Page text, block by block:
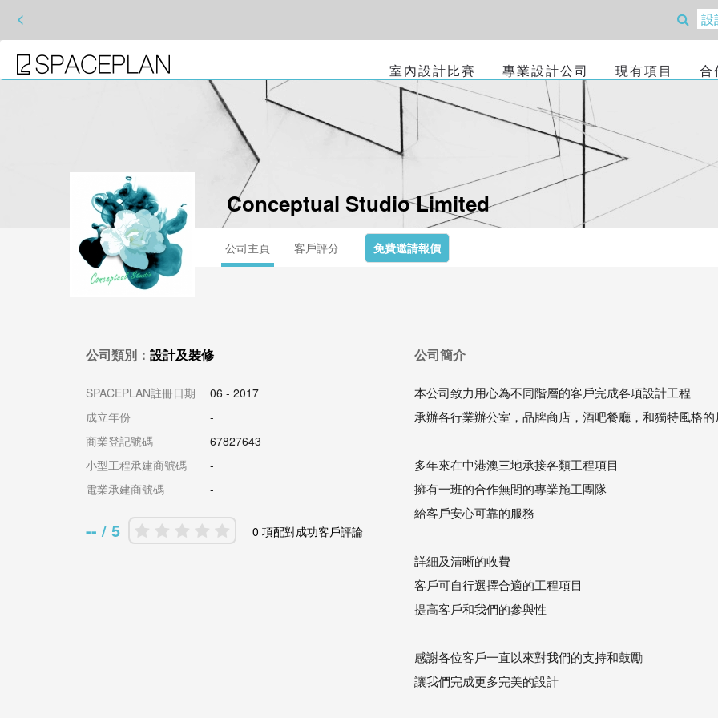
<
室內設計比賽 專業設計公司 現有項目 合
Conceptual Studio Limited
公司主頁 客戶評分 免費邀請報價
公司類別： 設計及裝修
SPACEPLAN註冊日期
06 - 2017
成立年份
-
商業登記號碼
67827643
小型工程承建商號碼
-
電業承建商號碼
-
-- / 5 0 項配對成功客戶評論
公司簡介
本公司致力用心為不同階層的客戶完成各項設計工程
承辦各行業辦公室，品牌商店，酒吧餐廳，和獨特風格的
多年來在中港澳三地承接各類工程項目
擁有一班的合作無間的專業施工團隊
給客戶安心可靠的服務
詳細及清晰的收費
客戶可自行選擇合適的工程項目
提高客戶和我們的參與性
感謝各位客戶一直以來對我們的支持和鼓勵
讓我們完成更多完美的設計